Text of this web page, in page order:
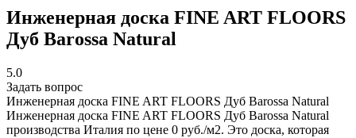
Инженерная доска FINE ART FLOORS
Дуб Barossa Natural
5.0
Задать вопрос
Инженерная доска FINE ART FLOORS Дуб Barossa Natural
Инженерная доска FINE ART FLOORS Дуб Barossa Natural
производства Италия по цене 0 руб./м2. Это доска, которая